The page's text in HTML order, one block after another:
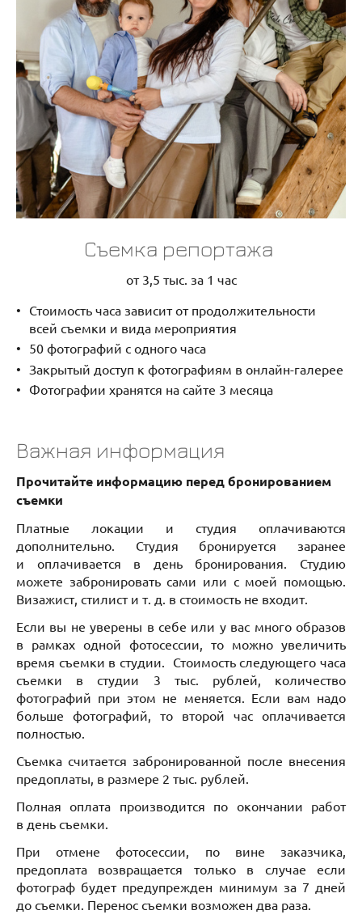
Съемка репортажа
от 3,5 тыс. за 1 час
Стоимость часа зависит от продолжительности
всей съемки и вида мероприятия
50 фотографий с одного часа
Закрытый доступ к фотографиям в онлайн-галерее
Фотографии хранятся на сайте 3 месяца
Важная информация
Прочитайте информацию перед бронированием
съемки
Платные локации и студия оплачиваются
дополнительно. Студия бронируется заранее
и оплачивается в день бронирования. Студию
можете забронировать сами или с моей помощью.
Визажист, стилист и т. д. в стоимость не входит.
Если вы не уверены в себе или у вас много образов
в рамках одной фотосессии, то можно увеличить
время съемки в студии. Стоимость следующего часа
съемки в студии 3 тыс. рублей, количество
фотографий при этом не меняется. Если вам надо
больше фотографий, то второй час оплачивается
полностью.
Съемка считается забронированной после внесения
предоплаты, в размере 2 тыс. рублей.
Полная оплата производится по окончании работ
в день съемки.
При отмене фотосессии, по вине заказчика,
предоплата возвращается только в случае если
фотограф будет предупрежден минимум за 7 дней
до съемки. Перенос съемки возможен два раза.